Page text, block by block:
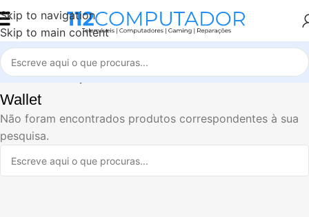
Skip to navigation
Skip to main content
Início Alimentação e cabos Wallet
Wallet
Não foram encontrados produtos correspondentes à sua
pesquisa.